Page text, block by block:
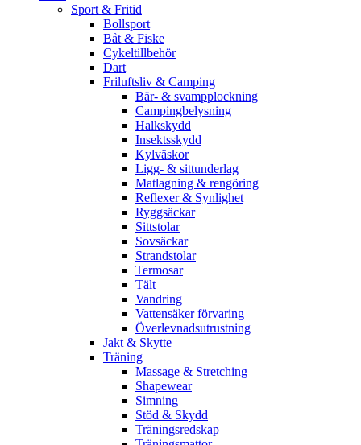
Sport & Fritid
Bollsport
Båt & Fiske
Cykeltillbehör
Dart
Friluftsliv & Camping
Bär- & svampplockning
Campingbelysning
Halkskydd
Insektsskydd
Kylväskor
Ligg- & sittunderlag
Matlagning & rengöring
Reflexer & Synlighet
Ryggsäckar
Sittstolar
Sovsäckar
Strandstolar
Termosar
Tält
Vandring
Vattensäker förvaring
Överlevnadsutrustning
Jakt & Skytte
Träning
Massage & Stretching
Shapewear
Simning
Stöd & Skydd
Träningsredskap